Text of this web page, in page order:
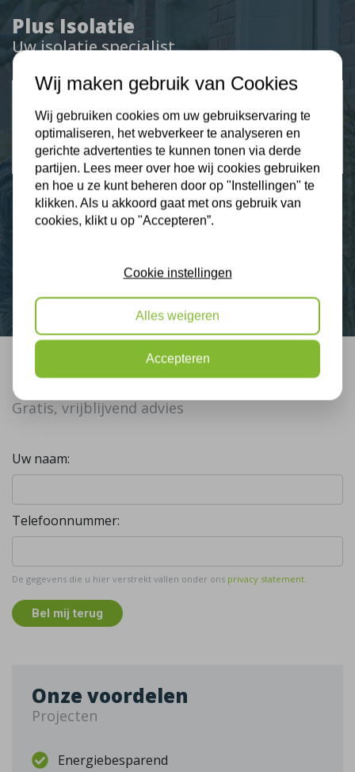
Plus Isolatie
Uw isolatie specialist
9,3
Klantbeoordelingen
2274 klanten beoordelen ons met een 9.3
Bel mij terug
Gratis, vrijblijvend advies
Uw naam:
Telefoonnummer:
De gegevens die u hier verstrekt vallen onder ons privacy statement.
Bel mij terug
Onze voordelen
Projecten
Energiebesparend
Wij maken gebruik van Cookies
Wij gebruiken cookies om uw gebruikservaring te
optimaliseren, het webverkeer te analyseren en
gerichte advertenties te kunnen tonen via derde
partijen. Lees meer over hoe wij cookies gebruiken
en hoe u ze kunt beheren door op "Instellingen" te
klikken. Als u akkoord gaat met ons gebruik van
cookies, klikt u op "Accepteren”.
Cookie instellingen
Alles weigeren
Accepteren